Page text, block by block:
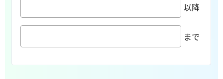
以降
まで